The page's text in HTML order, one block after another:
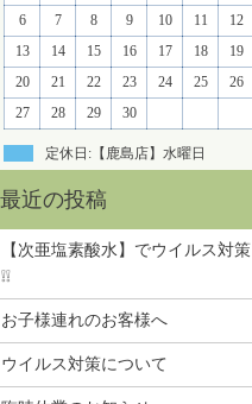
6
7 8 9 10 11
12
13
14 15 16 17 18
19
20
21 22 23 24 25
26
27
28 29 30
定休日:【鹿島店】水曜日
【次亜塩素酸水】でウイルス対策
❕❕
お子様連れのお客様へ
ウイルス対策について